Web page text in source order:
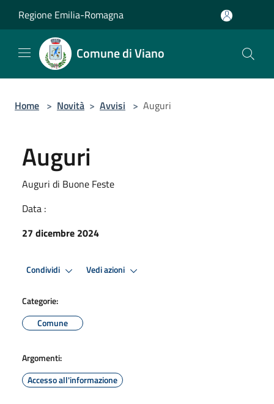
Regione Emilia-Romagna
Comune di Viano
Home > Novità > Avvisi > Auguri
Auguri
Auguri di Buone Feste
Data :
27 dicembre 2024
Condividi Vedi azioni
Categorie:
Comune
Argomenti:
Accesso all'informazione